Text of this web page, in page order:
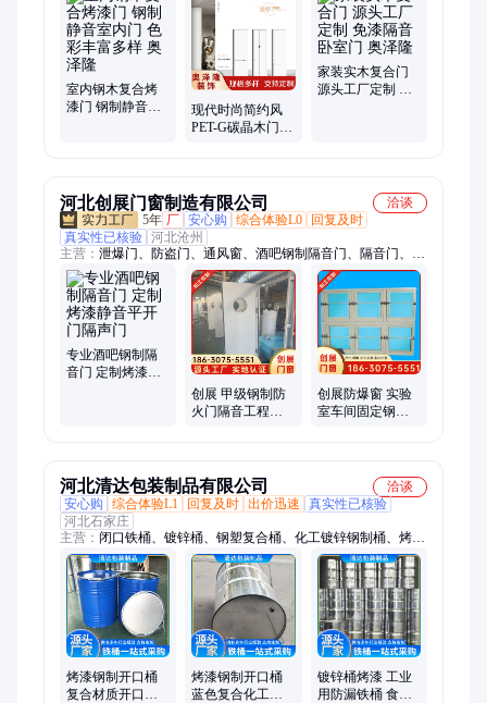
木门、定做木门、无漆家居门、无漆碳晶门、无漆室内门、整体
入户门、硅藻净醛木门、免漆生态木门、全屋定制家居、免漆实
木入户门、钢木室内门、pet-G木门、cpl无漆木门、木纹实木复
合门、法式实木复合门、高柜整体入户门
室内钢木复合烤
漆门 钢制静音室
现代时尚简约风
PET-G碳晶木门
家装实木复合门
源头工厂定制 免
河北创展门窗制造有限公司
洽谈
5年 厂 安心购 综合体验L0
回复及时
真实性已核验 河北沧州
主营： 泄爆门、防盗门、通风窗、酒吧钢制隔音门、隔音门、密
闭窗、监狱门、铜室门、防爆门、抗爆门窗、泄压防爆墙、仓库
车间抗爆门
专业酒吧钢制隔
音门 定制烤漆静
创展 甲级钢制防
火门隔音工程消
创展防爆窗 实验
室车间固定钢质
河北清达包装制品有限公司
洽谈
安心购
综合体验L1 回复及时 出价迅速
真实性已核验
河北石家庄
主营： 闭口铁桶、镀锌桶、钢塑复合桶、化工镀锌钢制桶、烤漆
钢制开口桶、烤漆油漆铁桶、闭口钢制桶、全新钢制桶、开口镀
锌铁桶、金属铁桶、闭口桶、镀锌金属包装罐、200升镀锌防腐
桶、镀锌防锈铁桶、200L镀锌防腐罐、工业镀锌开口桶、喷漆镀
锌铁油桶、耐蚀镀锌铁皮罐、化工镀锌开口桶、工业化工铁桶、
200L开口镀锌铁桶、工业镀锌钢桶、开口密封铁桶、镀锌无口钢
桶、闭口金属罐
烤漆钢制开口桶
复合材质开口储
烤漆钢制开口桶
蓝色复合化工用
镀锌桶烤漆 工业
用防漏铁桶 食用